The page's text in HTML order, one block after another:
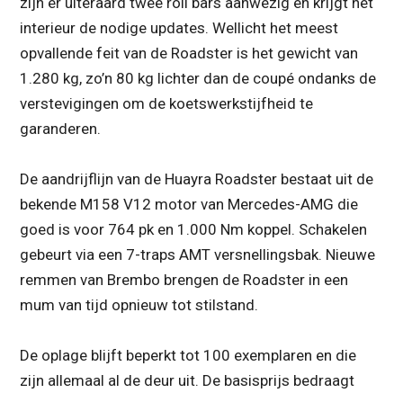
interieur de nodige updates. Wellicht het meest
opvallende feit van de Roadster is het gewicht van
1.280 kg, zo’n 80 kg lichter dan de coupé ondanks de
verstevigingen om de koetswerkstijfheid te
garanderen.
De aandrijflijn van de Huayra Roadster bestaat uit de
bekende M158 V12 motor van Mercedes-AMG die
goed is voor 764 pk en 1.000 Nm koppel. Schakelen
gebeurt via een 7-traps AMT versnellingsbak. Nieuwe
remmen van Brembo brengen de Roadster in een
mum van tijd opnieuw tot stilstand.
De oplage blijft beperkt tot 100 exemplaren en die
zijn allemaal al de deur uit. De basisprijs bedraagt